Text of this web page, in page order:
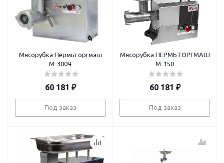
Мясорубка Пермьторгмаш
М-300Ч
60 181 ₽
Под заказ
Мясорубка ПЕРМЬТОРГМАШ
М-150
60 181 ₽
Под заказ